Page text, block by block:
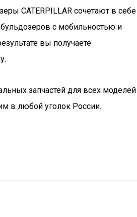
CATERPILLAR сочетают в себе
с мобильностью и
вы получаете
запчастей для всех моделей
в любой уголок России.